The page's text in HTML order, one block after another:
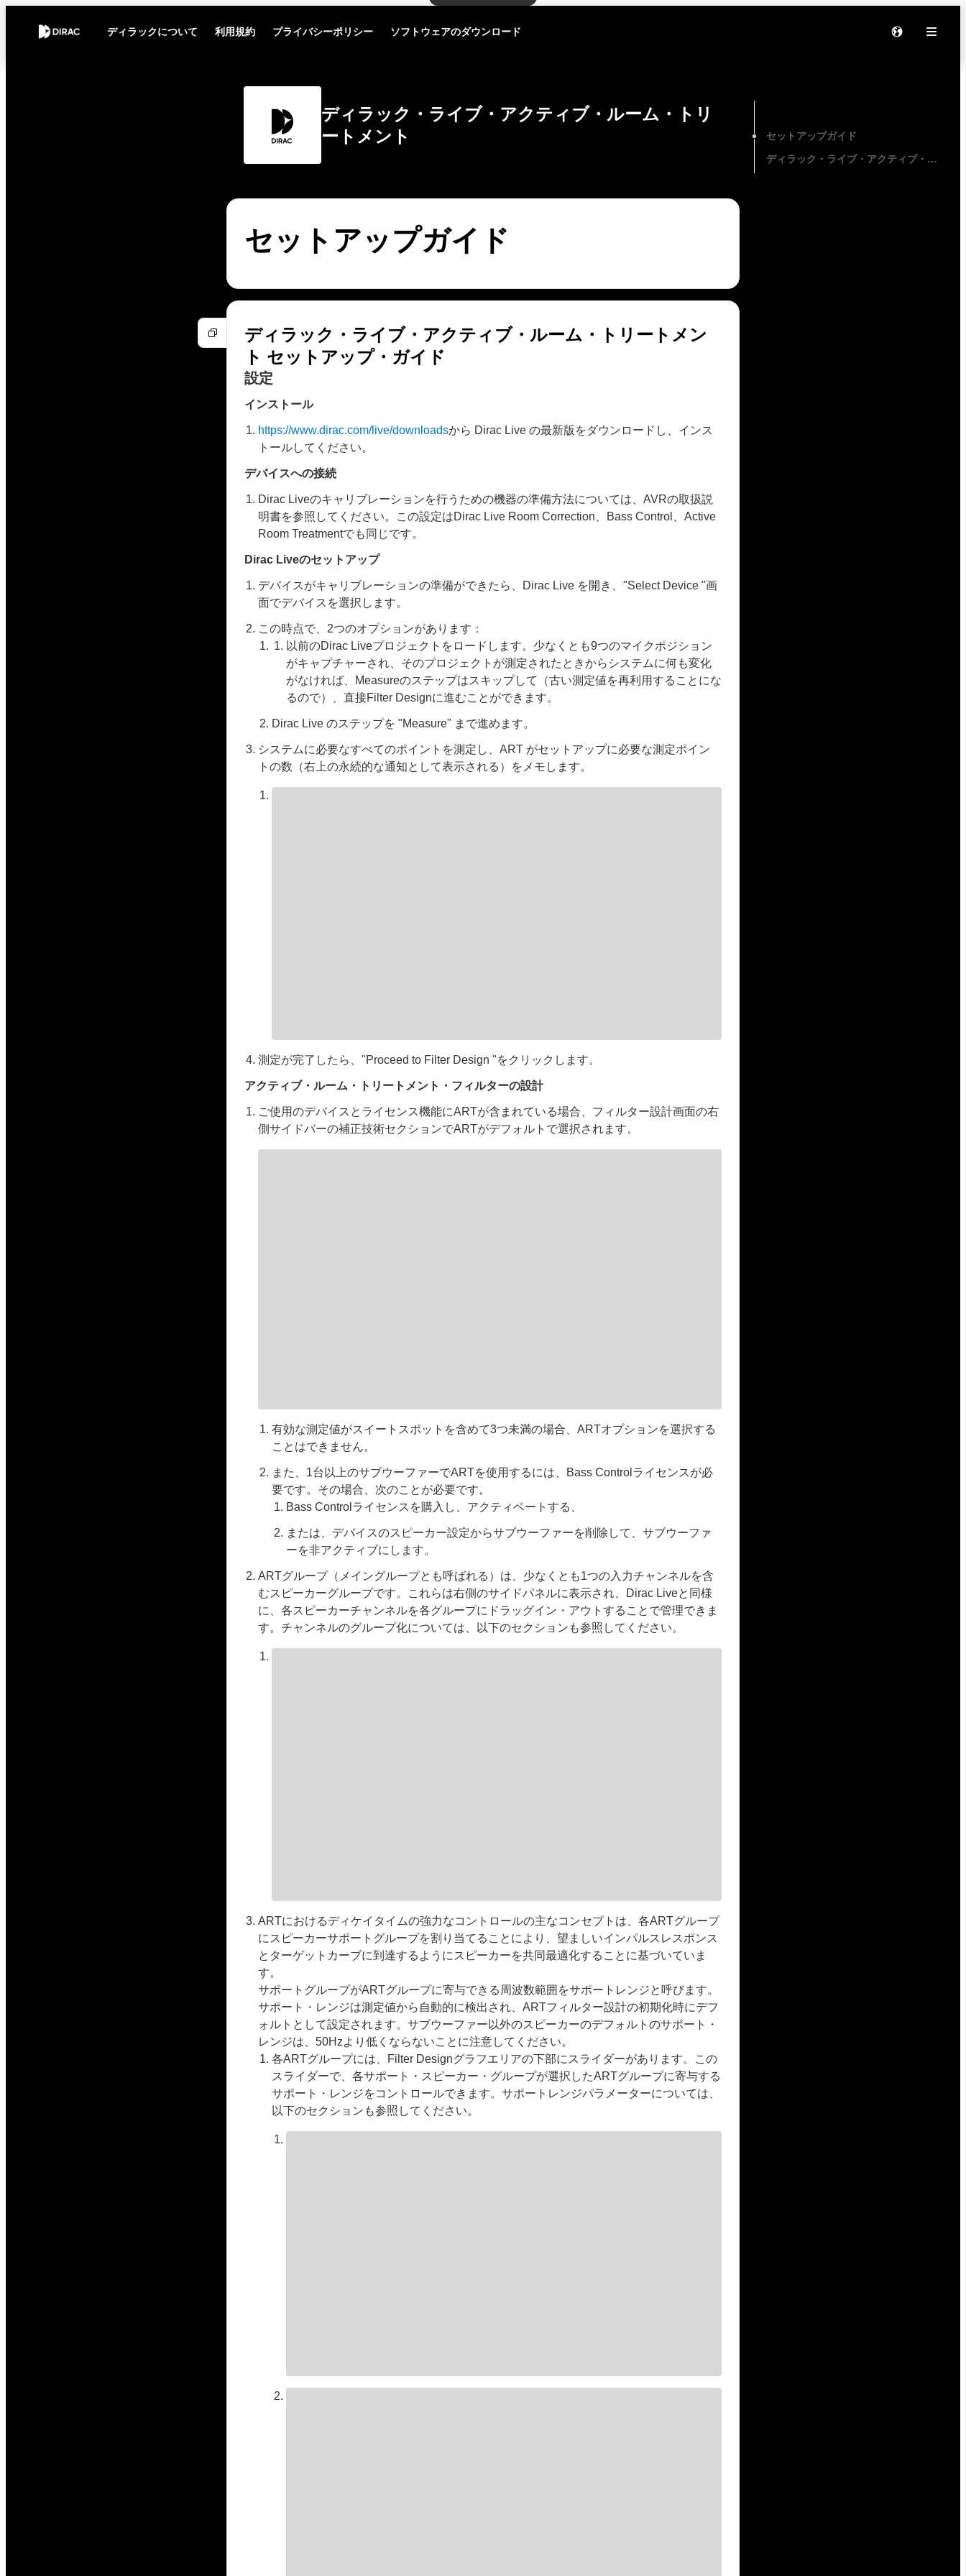
ディラックについて 利用規約 プライバシーポリシー ソフトウェアのダウンロード
ディラック・ライブ・アクティブ・ルーム・トリ
ートメント
セットアップガイド
ディラック・ライブ・アクティブ・ルーム・トリートメン
ト セットアップ・ガイド
設定
インストール
https://www.dirac.com/live/downloadsから Dirac Live の最新版をダウンロードし、インス
トールしてください。
デバイスへの接続
Dirac Liveのキャリブレーションを行うための機器の準備方法については、AVRの取扱説
明書を参照してください。この設定はDirac Live Room Correction、Bass Control、Active
Room Treatmentでも同じです。
Dirac Liveのセットアップ
デバイスがキャリブレーションの準備ができたら、Dirac Live を開き、"Select Device "画
面でデバイスを選択します。
この時点で、2つのオプションがあります：
以前のDirac Liveプロジェクトをロードします。少なくとも9つのマイクポジション
がキャプチャーされ、そのプロジェクトが測定されたときからシステムに何も変化
がなければ、Measureのステップはスキップして（古い測定値を再利用することにな
るので）、直接Filter Designに進むことができます。
Dirac Live のステップを "Measure" まで進めます。
システムに必要なすべてのポイントを測定し、ART がセットアップに必要な測定ポイン
トの数（右上の永続的な通知として表示される）をメモします。
測定が完了したら、"Proceed to Filter Design "をクリックします。
アクティブ・ルーム・トリートメント・フィルターの設計
ご使用のデバイスとライセンス機能にARTが含まれている場合、フィルター設計画面の右
側サイドバーの補正技術セクションでARTがデフォルトで選択されます。
有効な測定値がスイートスポットを含めて3つ未満の場合、ARTオプションを選択する
ことはできません。
また、1台以上のサブウーファーでARTを使用するには、Bass Controlライセンスが必
要です。その場合、次のことが必要です。
Bass Controlライセンスを購入し、アクティベートする、
または、デバイスのスピーカー設定からサブウーファーを削除して、サブウーファ
ーを非アクティブにします。
ARTグループ（メイングループとも呼ばれる）は、少なくとも1つの入力チャンネルを含
むスピーカーグループです。これらは右側のサイドパネルに表示され、Dirac Liveと同様
に、各スピーカーチャンネルを各グループにドラッグイン・アウトすることで管理できま
す。チャンネルのグループ化については、以下のセクションも参照してください。
ARTにおけるディケイタイムの強力なコントロールの主なコンセプトは、各ARTグループ
にスピーカーサポートグループを割り当てることにより、望ましいインパルスレスポンス
とターゲットカーブに到達するようにスピーカーを共同最適化することに基づいていま
す。
サポートグループがARTグループに寄与できる周波数範囲をサポートレンジと呼びます。
サポート・レンジは測定値から自動的に検出され、ARTフィルター設計の初期化時にデフ
ォルトとして設定されます。サブウーファー以外のスピーカーのデフォルトのサポート・
レンジは、50Hzより低くならないことに注意してください。
各ARTグループには、Filter Designグラフエリアの下部にスライダーがあります。この
スライダーで、各サポート・スピーカー・グループが選択したARTグループに寄与する
サポート・レンジをコントロールできます。サポートレンジパラメーターについては、
以下のセクションも参照してください。
セットアップガイド
ディラック・ライブ・アクティブ・ルーム